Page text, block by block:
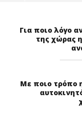
Για ποιο λόγο
της χώρας
Με ποιο τρόπο